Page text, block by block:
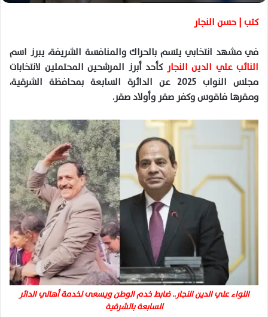
و
ي
ا
كتب | حسن النجار
في مشهد انتخابي يتسم بالحراك والمنافسة الشريفة، يبرز اسم
النائب علي الدين النجار كأحد أبرز المرشحين المحتملين لانتخابات
مجلس النواب 2025 عن الدائرة السابعة بمحافظة الشرقية،
ومقرها فاقوس وكفر صقر وأولاد صقر.
اللواء علي الدين النجار.. ضابط خدم الوطن ويسعى لخدمة أهالي الدائر
السابعة بالشرقية